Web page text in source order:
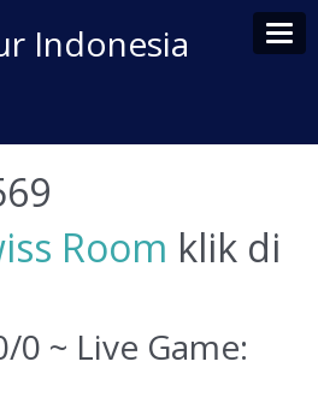
Indonesia
Room klik di
0 ~ Live Game: